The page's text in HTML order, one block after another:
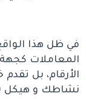
في ظل هذا
المعاملات
الأرقام، بل
نشاطك و هيكل